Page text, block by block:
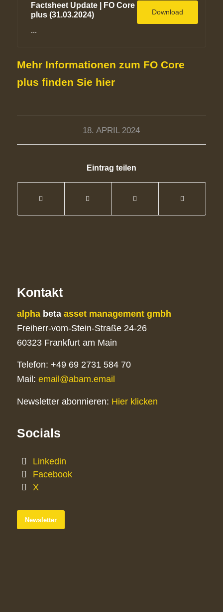
Factsheet Update | FO Core
plus (31.03.2024)
...
Download
Mehr Informationen zum FO Core
plus finden Sie hier
18. APRIL 2024
Eintrag teilen
Kontakt
alpha betaasset management gmbh
Freiherr-vom-Stein-Straße 24-26
60323 Frankfurt am Main
Telefon: +49 69 2731 584 70
Mail: email@abam.email
Newsletter abonnieren: Hier klicken
Socials
Linkedin
Facebook
X
Newsletter